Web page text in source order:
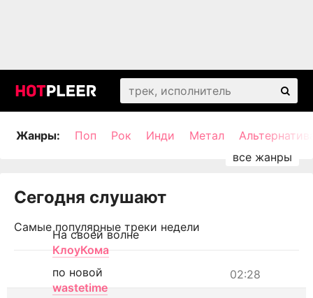
Жанры: Поп Рок Инди Метал
Сегодня слушают
Самые популярные треки недели
На своей волне
КлоуКома
02:28
по новой
wastetime